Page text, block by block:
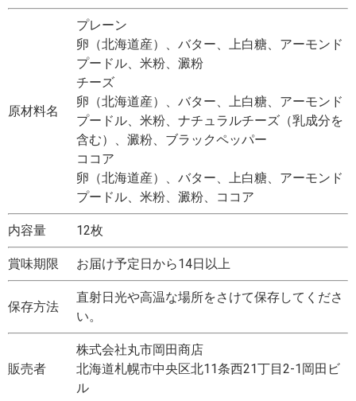
原材料名
プレーン
卵（北海道産）、バター、上白糖、アーモンド
プードル、米粉、澱粉
チーズ
卵（北海道産）、バター、上白糖、アーモンド
プードル、米粉、ナチュラルチーズ（乳成分を
含む）、澱粉、ブラックペッパー
ココア
卵（北海道産）、バター、上白糖、アーモンド
プードル、米粉、澱粉、ココア
内容量 12枚
賞味期限 お届け予定日から14日以上
保存方法
直射日光や高温な場所をさけて保存してくださ
い。
販売者
株式会社丸市岡田商店
北海道札幌市中央区北11条西21丁目2-1岡田ビ
ル